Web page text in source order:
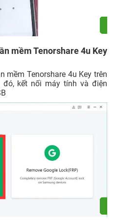
mềm Tenorshare 4u Key
mềm Tenorshare 4u Key trên
kết nối máy tính và điện